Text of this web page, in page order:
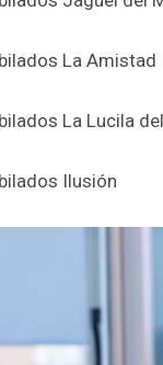
La Amistad
La Lucila
Ilusión